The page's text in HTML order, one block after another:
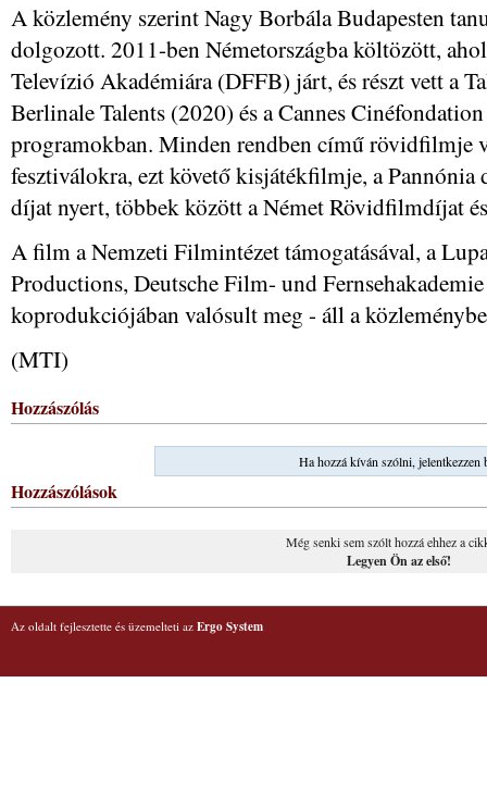
A közlemény szerint Nagy Borbála Budapesten
dolgozott. 2011-ben Németországba költözött,
Televízió Akadémiára (DFFB) járt, és részt vett a
Berlinale Talents (2020) és a Cannes
programokban. Minden rendben című rövidfilmje
fesztiválokra, ezt követő kisjátékfilmje, a Pannónia
díjat nyert, többek között a Német Rövidfilmdíjat
A film a Nemzeti Filmintézet támogatásával, a
Productions, Deutsche Film- und
koprodukciójában valósult meg - áll a
(MTI)
Hozzászólás
Ha hozzá kíván szólni, jelentkezzen
Hozzászólások
Még senki sem szólt hozzá ehhez a
Legyen Ön az első!
Az oldalt fejlesztette és üzemelteti az Ergo System